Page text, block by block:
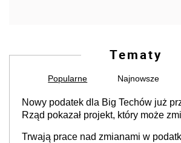
Tematy
Popularne Najnowsze
Nowy podatek dla Big Techów już
Rząd pokazał projekt, który może
Trwają prace nad zmianami w